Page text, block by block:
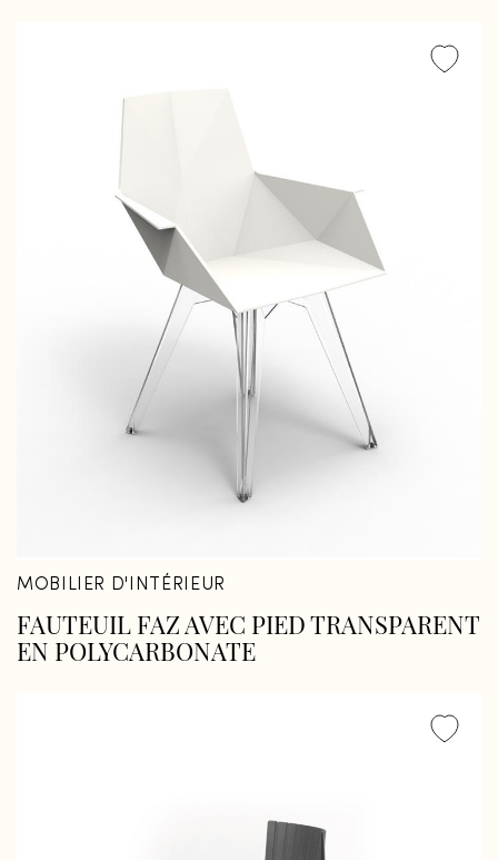
MOBILIER D'INTÉRIEUR
FAUTEUIL FAZ AVEC PIED TRANSPARENT
EN POLYCARBONATE